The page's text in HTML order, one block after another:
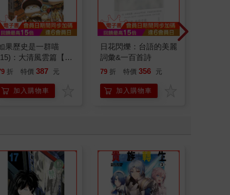
果歷史是一群喵
：大清風雲篇【萌
漫畫學歷史】
折 特價 387 元
加入購物車
日花閃爍：台語的美麗
詞彙&一百首詩
79 折 特價 356 元
加入購物車